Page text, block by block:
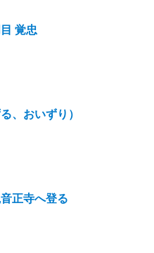
覚忠
、おいずり）
正寺へ登る